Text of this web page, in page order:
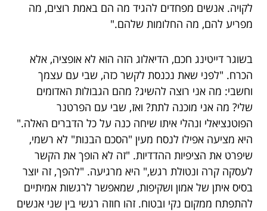
לקויה. אנשים מפחדים להגיד מה הם באמת רוצים, מה
מפריע להם, מה החלומות שלהם."
בשוגר דייטינג חכם, הדיאלוג הזה הוא לא אופציה, אלא
הכרח. "לפני שאת נכנסת לקשר כזה, שבי עם עצמך
וחשבי: מה אני רוצה להשיג? מהם הגבולות האדומים
שלי? מה אני מוכנה לתת? ואז, שבי עם הפרטנר
הפוטנציאלי ונהלי איתו שיחה כנה על כל הדברים האלה."
היא מציעה אפילו לנסח מעין "הסכם הבנות" לא רשמי,
שיפרט את הציפיות ההדדיות. "זה לא הופך את הקשר
לעסקה קרה ונטולת רגש," היא מרגיעה. "להפך, זה יוצר
בסיס איתן של אמון ושקיפות, שמאפשר לרגשות אמיתיים
להתפתח ממקום נקי ובטוח. זהו חוזה רגשי בין שני אנשים